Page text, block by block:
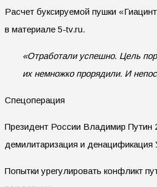
Расчет буксируемой пушки
в материале 5-tv.ru.
«Отработали успешно. Цель
их немножко прорядили. И
Спецоперация
Президент России Владимир Путин
демилитаризация и
Попытки урегулировать конфликт